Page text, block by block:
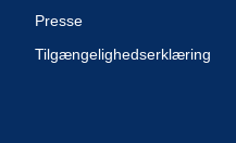
Presse
Tilgængelighedserklæring